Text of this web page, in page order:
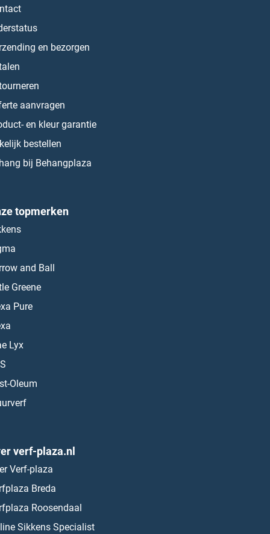
en bezorgen
aanvragen
en kleur garantie
bestellen
bij Behangplaza
topmerken
and Ball
Greene
Pure
Lyx
Oleum
verf-plaza.nl
Verf-plaza
Breda
Roosendaal
Sikkens Specialist